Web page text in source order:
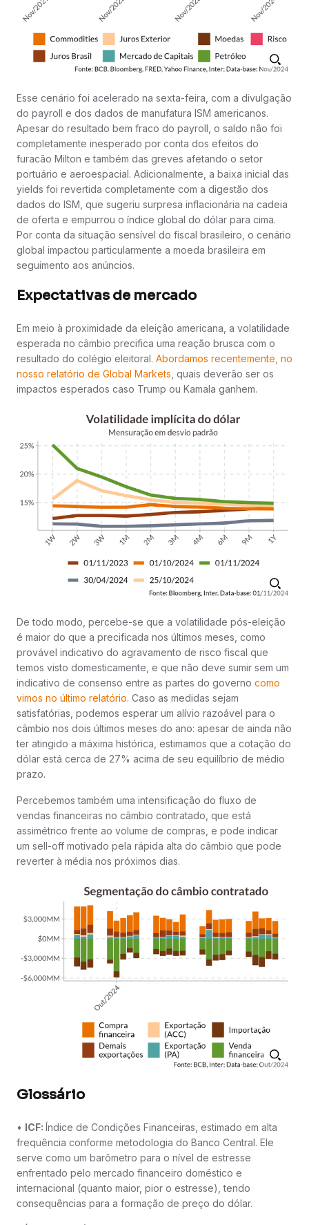
Esse cenário foi acelerado na sexta-feira, com a divulgação
do payroll e dos dados de manufatura ISM americanos.
Apesar do resultado bem fraco do payroll, o saldo não foi
completamente inesperado por conta dos efeitos do
furacão Milton e também das greves afetando o setor
portuário e aeroespacial. Adicionalmente, a baixa inicial das
yields foi revertida completamente com a digestão dos
dados do ISM, que sugeriu surpresa inflacionária na cadeia
de oferta e empurrou o índice global do dólar para cima.
Por conta da situação sensível do fiscal brasileiro, o cenário
global impactou particularmente a moeda brasileira em
seguimento aos anúncios.
Expectativas de mercado
Em meio à proximidade da eleição americana, a volatilidade
esperada no câmbio precifica uma reação brusca com o
resultado do colégio eleitoral. Abordamos recentemente, no
nosso relatório de Global Markets , quais deverão ser os
impactos esperados caso Trump ou Kamala ganhem.
De todo modo, percebe-se que a volatilidade pós-eleição
é maior do que a precificada nos últimos meses, como
provável indicativo do agravamento de risco fiscal que
temos visto domesticamente, e que não deve sumir sem um
indicativo de consenso entre as partes do governo como
vimos no último relatório. Caso as medidas sejam
satisfatórias, podemos esperar um alívio razoável para o
câmbio nos dois últimos meses do ano: apesar de ainda não
ter atingido a máxima histórica, estimamos que a cotação do
dólar está cerca de 27% acima de seu equilíbrio de médio
prazo.
Percebemos também uma intensificação do fluxo de
vendas financeiras no câmbio contratado, que está
assimétrico frente ao volume de compras, e pode indicar
um sell-off motivado pela rápida alta do câmbio que pode
reverter à média nos próximos dias.
Glossário
• ICF: Índice de Condições Financeiras, estimado em alta
frequência conforme metodologia do Banco Central. Ele
serve como um barômetro para o nível de estresse
enfrentado pelo mercado financeiro doméstico e
internacional (quanto maior, pior o estresse), tendo
consequências para a formação de preço do dólar.